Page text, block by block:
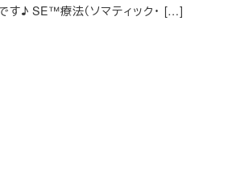
す♪ SE™療法（ソマティック・ […]